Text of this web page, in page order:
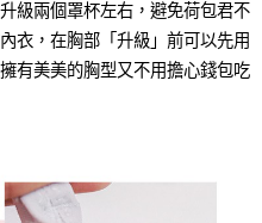
級兩個罩杯左右，避免荷包君不
衣，在胸部「升級」前可以先用
有美美的胸型又不用擔心錢包吃